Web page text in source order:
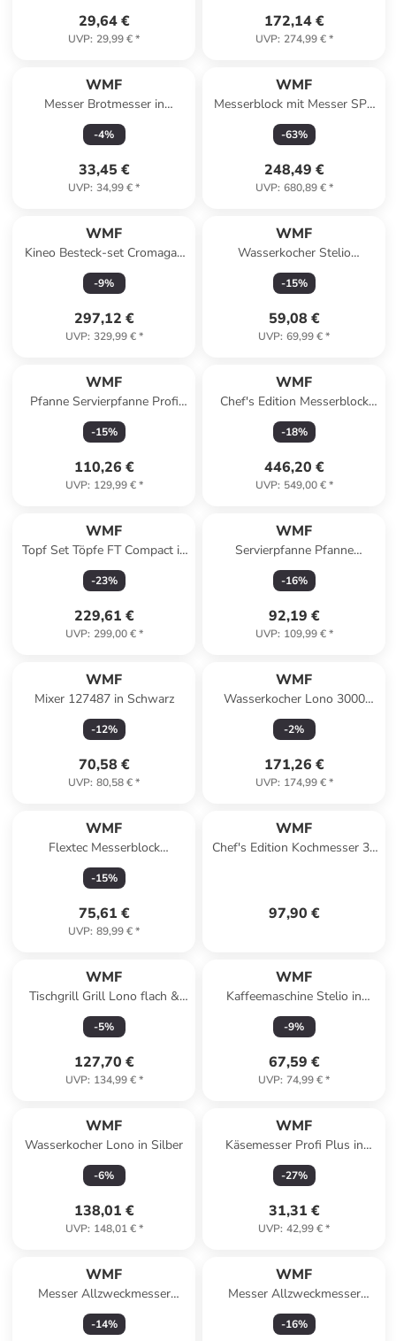
29,64 €
UVP: 29,99 €*
172,14 €
UVP: 274,99 €*
WMF
Messer Brotmesser in
Schwarz
-4%
33,45 €
UVP: 34,99 €*
WMF
Messerblock mit Messer SPK
in Braun
-63%
248,49 €
UVP: 680,89 €*
WMF
Kineo Besteck-set Cromagan
Protect in Silber
-9%
297,12 €
UVP: 329,99 €*
WMF
Wasserkocher Stelio
Wasserstandsanzeige 2400
Watt Edelstahl in Silber
-15%
59,08 €
UVP: 69,99 €*
WMF
Pfanne Servierpfanne Profi
Resist in Silber
-15%
110,26 €
UVP: 129,99 €*
WMF
Chef's Edition Messerblock
mit Messerset in Silber
-18%
446,20 €
UVP: 549,00 €*
WMF
Topf Set Töpfe FT Compact in
Rot
-23%
229,61 €
UVP: 299,00 €*
WMF
Servierpfanne Pfanne
Permadur Pro in Silber
-16%
92,19 €
UVP: 109,99 €*
WMF
Mixer 127487 in Schwarz
-12%
70,58 €
UVP: 80,58 €*
WMF
Wasserkocher Lono 3000
Watt in Transparent
-2%
171,26 €
UVP: 174,99 €*
WMF
Flextec Messerblock
Unbestückt in Schwarz
-15%
75,61 €
UVP: 89,99 €*
WMF
Chef's Edition Kochmesser 32
97,90 €
WMF
Tischgrill Grill Lono flach &
gerippt in Silber
-5%
127,70 €
UVP: 134,99 €*
WMF
Kaffeemaschine Stelio in
Silber
-9%
67,59 €
UVP: 74,99 €*
WMF
Wasserkocher Lono in Silber
-6%
138,01 €
UVP: 148,01 €*
WMF
Käsemesser Profi Plus in
Silber
-27%
31,31 €
UVP: 42,99 €*
WMF
Messer Allzweckmesser
Spitzenklasse Plus in Schwarz
-14%
WMF
Messer Allzweckmesser
Spitzenklasse Plus in Schwarz
-16%